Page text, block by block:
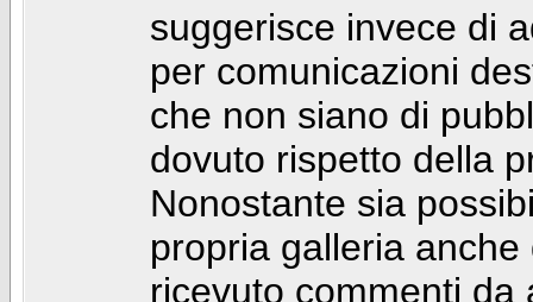
suggerisce invece di
per comunicazioni
che non siano di
dovuto rispetto della
Nonostante sia
propria galleria
ricevuto commenti da